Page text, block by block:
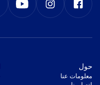
‫حول‬
معلومات عنا